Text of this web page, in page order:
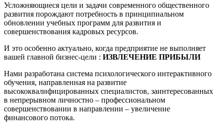
Усложняющиеся цели и задачи современного общественного
развития порождают потребность в принципиальном
обновлении учебных программ для развития и
совершенствования кадровых ресурсов.
И это особенно актуально, когда предприятие не выполняет
вашей главной бизнес-цели : ИЗВЛЕЧЕНИЕ ПРИБЫЛИ
Нами разработана система психологического интерактивного
обучения, направленная на развитие
высококвалифицированных специалистов, заинтересованных
в непрерывном личностно – профессиональном
совершенствовании в направлении – увеличение
финансового потока.